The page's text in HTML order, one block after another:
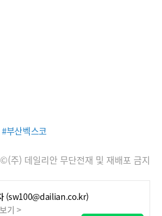
#부산벡스코
©(주) 데일리안 무단전재 및 재배포 금지
(sw100@dailian.co.kr)
기 >